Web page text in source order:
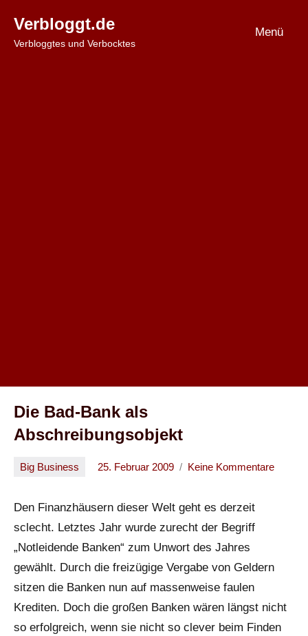
Inhalt
springen
Verbloggt.de
Verbloggtes und Verbocktes
Menü
Die Bad-Bank als
Abschreibungsobjekt
Big Business 25. Februar 2009
Oliver
Keine Kommentare
Den Finanzhäusern dieser Welt geht es derzeit
sclecht. Letztes Jahr wurde zurecht der Begriff
„Notleidende Banken“ zum Unwort des Jahres
gewählt. Durch die freizügige Vergabe von Geldern
sitzen die Banken nun auf massenweise faulen
Krediten. Doch die großen Banken wären längst nicht
so erfolgreich, wenn sie nicht so clever beim Finden